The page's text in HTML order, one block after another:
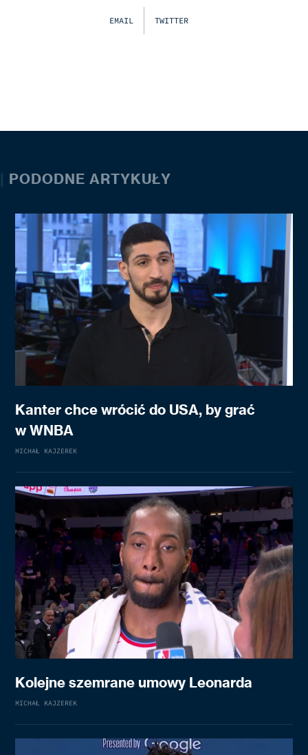
EMAIL TWITTER
| PODODNE ARTYKUŁY
Kanter chce wrócić do USA, by grać
w WNBA
MICHAŁ KAJZEREK
Kolejne szemrane umowy Leonarda
MICHAŁ KAJZEREK